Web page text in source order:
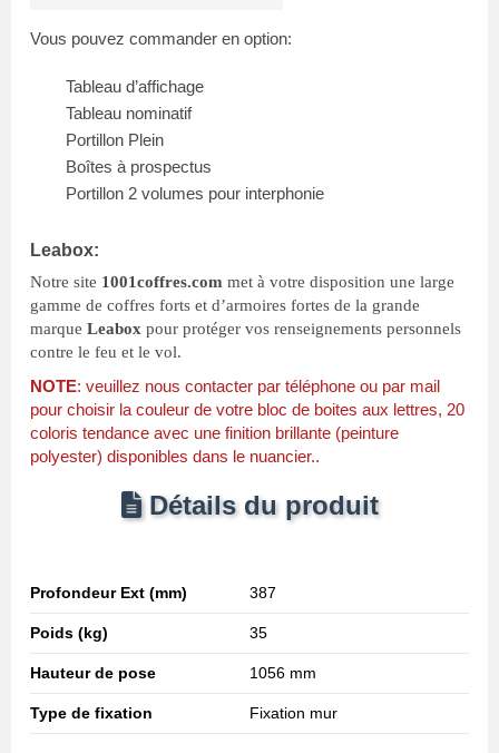
Vous pouvez commander en option:
Tableau d’affichage
Tableau nominatif
Portillon Plein
Boîtes à prospectus
Portillon 2 volumes pour interphonie
Leabox:
Notre site 1001coffres.com met à votre disposition une large
gamme de coffres forts et d’armoires fortes de la grande
marque Leabox pour protéger vos renseignements personnels
contre le feu et le vol.
NOTE: veuillez nous contacter par téléphone ou par mail
pour choisir la couleur de votre bloc de boites aux lettres, 20
coloris tendance avec une finition brillante (peinture
polyester) disponibles dans le nuancier..
Détails du produit
Profondeur Ext (mm) 387
Poids (kg) 35
Hauteur de pose 1056 mm
Type de fixation Fixation mur